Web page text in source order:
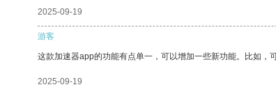
2025-09-19
游客
这款加速器app的功能有点单一，可以增加一些新功能。比如，
2025-09-19